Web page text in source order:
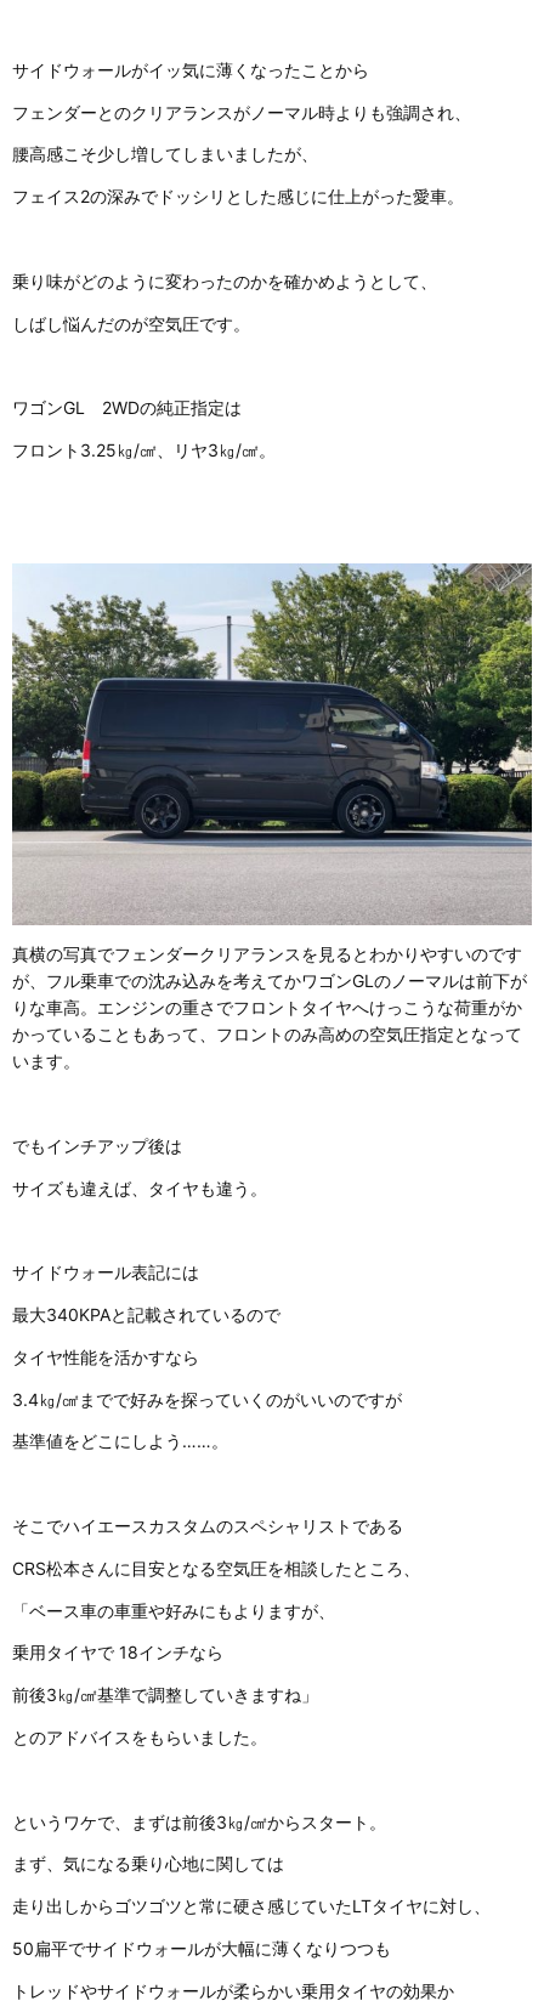
サイドウォールがイッ気に薄くなったことから
フェンダーとのクリアランスがノーマル時よりも強調され、
腰高感こそ少し増してしまいましたが、
フェイス2の深みでドッシリとした感じに仕上がった愛車。
乗り味がどのように変わったのかを確かめようとして、
しばし悩んだのが空気圧です。
ワゴンGL 2WDの純正指定は
フロント3.25㎏/㎠、リヤ3㎏/㎠。
真横の写真でフェンダークリアランスを見るとわかりやすいのです
が、フル乗車での沈み込みを考えてかワゴンGLのノーマルは前下が
りな車高。エンジンの重さでフロントタイヤへけっこうな荷重がか
かっていることもあって、フロントのみ高めの空気圧指定となって
います。
でもインチアップ後は
サイズも違えば、タイヤも違う。
サイドウォール表記には
最大340KPAと記載されているので
タイヤ性能を活かすなら
3.4㎏/㎠までで好みを探っていくのがいいのですが
基準値をどこにしよう……。
そこでハイエースカスタムのスペシャリストである
CRS松本さんに目安となる空気圧を相談したところ、
「ベース車の車重や好みにもよりますが、
乗用タイヤで 18インチなら
前後3㎏/㎠基準で調整していきますね」
とのアドバイスをもらいました。
というワケで、まずは前後3㎏/㎠からスタート。
まず、気になる乗り心地に関しては
走り出しからゴツゴツと常に硬さ感じていたLTタイヤに対し、
50扁平でサイドウォールが大幅に薄くなりつつも
トレッドやサイドウォールが柔らかい乗用タイヤの効果か